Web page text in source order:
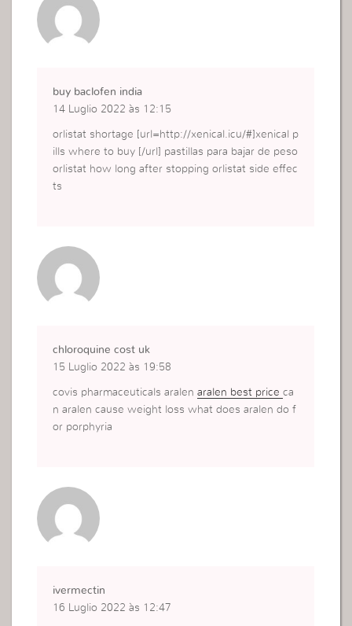
buy baclofen india
14 Luglio 2022 às 12:15
orlistat shortage [url=http://xenical.icu/#]xenical p
ills where to buy [/url] pastillas para bajar de peso
orlistat how long after stopping orlistat side effec
ts
chloroquine cost uk
15 Luglio 2022 às 19:58
covis pharmaceuticals aralenaralen best priceca
n aralen cause weight loss what does aralen do f
or porphyria
ivermectin
16 Luglio 2022 às 12:47